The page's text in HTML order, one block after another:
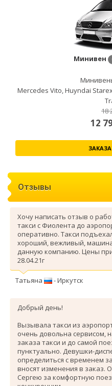
Минивен
Mercedes Vito, Huyndai
18
12
Отзывы
Хочу написать отзыв о
такси с Фиолента до
оперативно. Такси
хороший, вежливый,
данную компанию. Цены
28.04.21г
Татьяна - Иркутск
Добрый день!
Вызывала такси из
очень довольна сервисом,
заказа такси и до самой
пунктуально. Девушки-
определиться с временем
вносят изменения в заказ.
Сергею за комфортную